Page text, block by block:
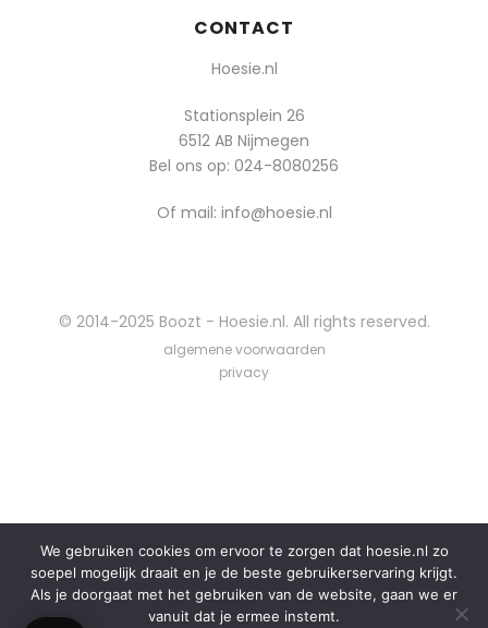
CONTACT
Hoesie.nl
Stationsplein 26
6512 AB Nijmegen
Bel ons op: 024-8080256
Of mail: info@hoesie.nl
© 2014-2025 Boozt - Hoesie.nl. All rights reserved.
algemene voorwaarden
privacy
We gebruiken cookies om ervoor te zorgen dat hoesie.nl zo
soepel mogelijk draait en je de beste gebruikerservaring krijgt.
Als je doorgaat met het gebruiken van de website, gaan we er
vanuit dat je ermee instemt.